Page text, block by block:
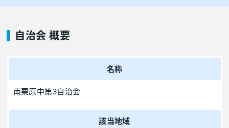
自治会 概要
名称
南栗原中第3自治会
該当地域